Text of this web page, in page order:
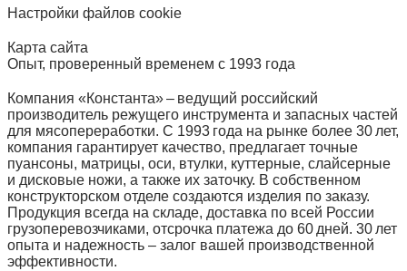
Настройки файлов cookie
Карта сайта
Опыт, проверенный временем с 1993 года
Компания «Константа» – ведущий российский
производитель режущего инструмента и запасных частей
для мясопереработки. С 1993 года на рынке более 30 лет,
компания гарантирует качество, предлагает точные
пуансоны, матрицы, оси, втулки, куттерные, слайсерные
и дисковые ножи, а также их заточку. В собственном
конструкторском отделе создаются изделия по заказу.
Продукция всегда на складе, доставка по всей России
грузоперевозчиками, отсрочка платежа до 60 дней. 30 лет
опыта и надежность – залог вашей производственной
эффективности.